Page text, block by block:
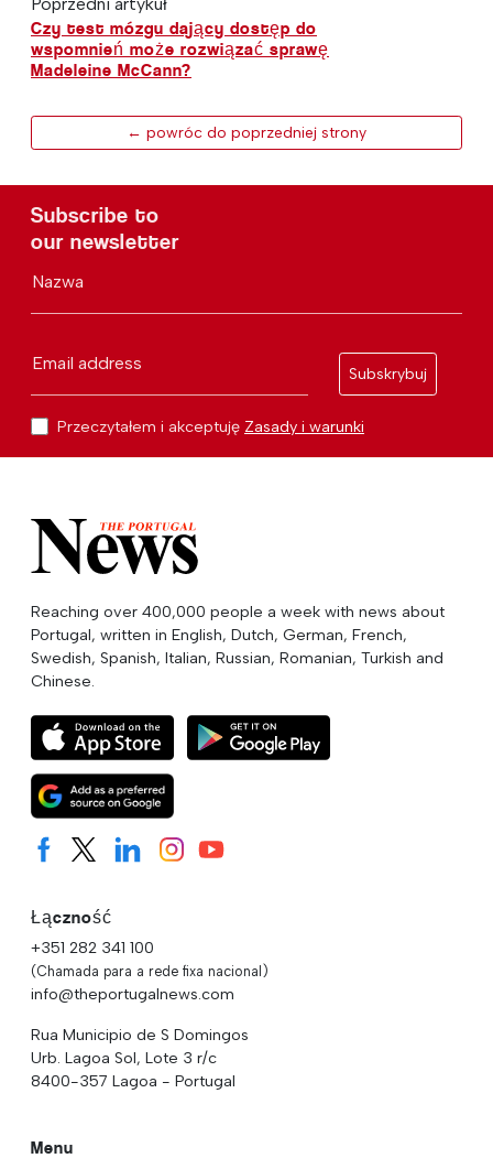
Czy test mózgu dający dostęp do
wspomnień może rozwiązać sprawę
Madeleine McCann?
← powróc do poprzedniej strony
Subscribe to
our newsletter
Nazwa
Email address
Subskrybuj
Przeczytałem i akceptuję Zasady i warunki
Reaching over 400,000 people a week with news about
Portugal, written in English, Dutch, German, French,
Swedish, Spanish, Italian, Russian, Romanian, Turkish and
Chinese.
Łączność
+351 282 341 100
(Chamada para a rede fixa nacional)
info@theportugalnews.com
Rua Municipio de S Domingos
Urb. Lagoa Sol, Lote 3 r/c
8400-357 Lagoa - Portugal
Menu